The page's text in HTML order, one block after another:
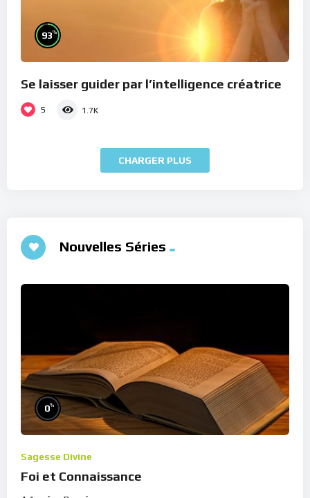
93%
Se laisser guider par l’intelligence créatrice
5 1.7K
CHARGER PLUS
Nouvelles Séries
0%
Sagesse Divine
Foi et Connaissance